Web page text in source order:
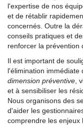
l'expertise de nos
et de rétablir
concernés. Outre la
conseils pratiques et
renforcer la prévention
Il est important de
l'élimination immédiate
dimension préventive ,
et à sensibiliser les
Nous organisons des
d'aider les
comprendre les enjeux